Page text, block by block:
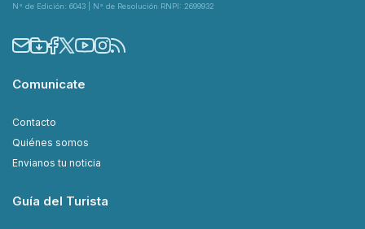
N° de Edición: 6043 | N° de Resolución RNPI: 2699932
Comunicate
Contacto
Quiénes somos
Envianos tu noticia
Guía del Turista